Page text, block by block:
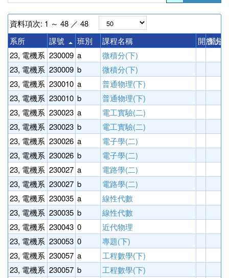
資料項次: 1 ～ 48 ／ 48
系所
課號 班別 課程名稱 開放訪客
學分
23, 電機系 230009 a 微積分(下)
23, 電機系 230009 b 微積分(下)
23, 電機系 230010 a 普通物理(下)
23, 電機系 230010 b 普通物理(下)
23, 電機系 230023 a 電工實驗(二)
23, 電機系 230023 b 電工實驗(二)
23, 電機系 230026 a 電子學(二)
23, 電機系 230026 b 電子學(二)
23, 電機系 230027 a 電路學(二)
23, 電機系 230027 b 電路學(二)
23, 電機系 230035 a 線性代數
23, 電機系 230035 b 線性代數
23, 電機系 230043 0 近代物理
23, 電機系 230053 0 專題(下)
23, 電機系 230057 a 工程數學(下)
23, 電機系 230057 b 工程數學(下)